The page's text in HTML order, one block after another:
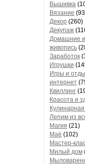
Вышивка
Вязание
Декор (260)
Декупаж
Домашние и
живопись
Заработок
Игрушки
Игры и
интернет
Квиллинг
Красота и
Кулинарная
Лепим из
Магия (21)
Маё (102)
Мастер-
Милый дом